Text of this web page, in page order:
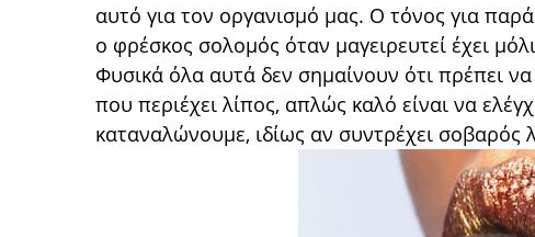
αυτό για τον οργανισμό μας. Ο τόνος για
ο φρέσκος σολομός όταν μαγειρευτεί έχει
Φυσικά όλα αυτά δεν σημαίνουν ότι πρέπει
που περιέχει λίπος, απλώς καλό είναι να
καταναλώνουμε, ιδίως αν συντρέχει σοβαρός